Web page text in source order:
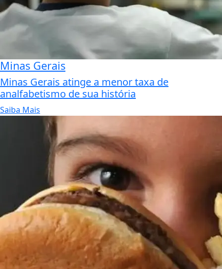
Minas Gerais
Minas Gerais atinge a menor taxa de
analfabetismo de sua história
Saiba Mais